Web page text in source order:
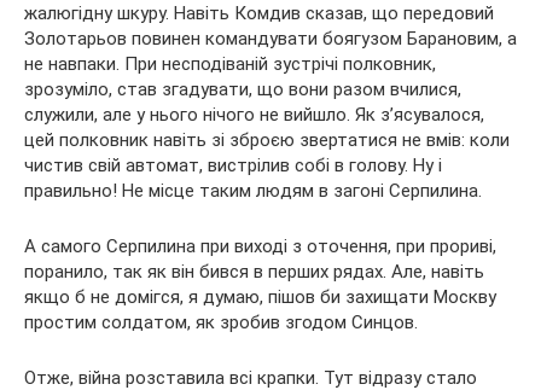
жалюгідну шкуру. Навіть Комдив сказав, що передовий
Золотарьов повинен командувати боягузом Барановим, а
не навпаки. При несподіваній зустрічі полковник,
зрозуміло, став згадувати, що вони разом вчилися,
служили, але у нього нічого не вийшло. Як з’ясувалося,
цей полковник навіть зі зброєю звертатися не вмів: коли
чистив свій автомат, вистрілив собі в голову. Ну і
правильно! Не місце таким людям в загоні Серпилина.
А самого Серпилина при виході з оточення, при прориві,
поранило, так як він бився в перших рядах. Але, навіть
якщо б не домігся, я думаю, пішов би захищати Москву
простим солдатом, як зробив згодом Синцов.
Отже, війна розставила всі крапки. Тут відразу стало